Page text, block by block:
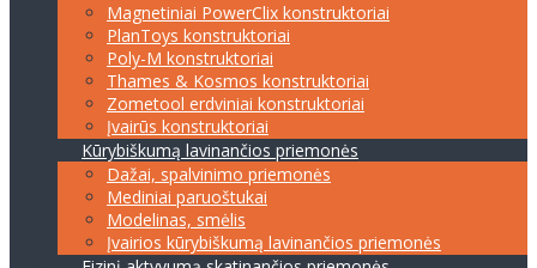
Magnetiniai PowerClix konstruktoriai
PlanToys konstruktoriai
Poly-M konstruktoriai
Thames & Kosmos konstruktoriai
Zometool erdviniai konstruktoriai
Įvairūs konstruktoriai
Kūrybiškumą lavinančios priemonės
Dažai, spalvinimo priemonės
Mediniai paruoštukai
Modelinas, smėlis
Įvairios kūrybiškumą lavinančios priemonės